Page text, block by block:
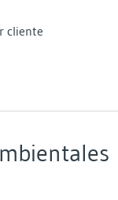
cliente